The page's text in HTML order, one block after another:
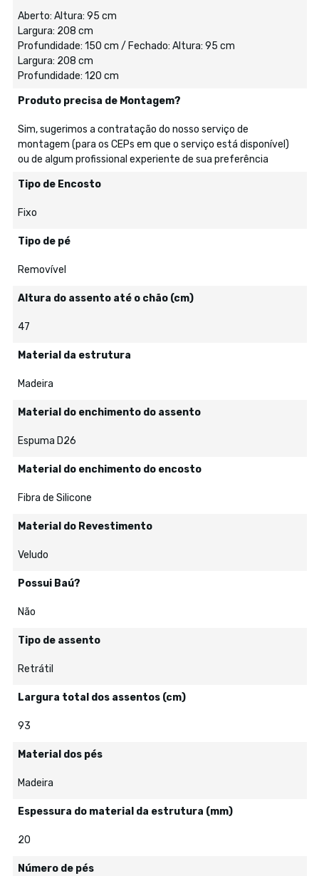
Aberto: Altura: 95 cm
Largura: 208 cm
Profundidade: 150 cm / Fechado: Altura: 95 cm
Largura: 208 cm
Profundidade: 120 cm
Produto precisa de Montagem?
Sim, sugerimos a contratação do nosso serviço de
montagem (para os CEPs em que o serviço está disponível)
ou de algum profissional experiente de sua preferência
Tipo de Encosto
Fixo
Tipo de pé
Removível
Altura do assento até o chão (cm)
47
Material da estrutura
Madeira
Material do enchimento do assento
Espuma D26
Material do enchimento do encosto
Fibra de Silicone
Material do Revestimento
Veludo
Possui Baú?
Não
Tipo de assento
Retrátil
Largura total dos assentos (cm)
93
Material dos pés
Madeira
Espessura do material da estrutura (mm)
20
Número de pés